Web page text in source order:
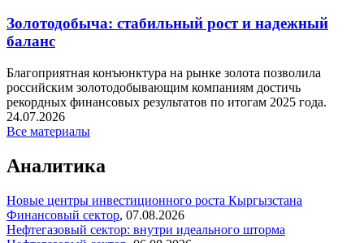
Золотодобыча: стабильный рост и надежный
баланс
Благоприятная конъюнктура на рынке золота позволила
российским золотодобывающим компаниям достичь
рекордных финансовых результатов по итогам 2025 года.
24.07.2026
Все материалы
Аналитика
Новые центры инвестиционного роста Кыргызстана
Финансовый сектор, 07.08.2026
Нефтегазовый сектор: внутри идеального шторма